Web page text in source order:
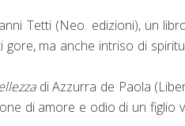
Tetti (Neo. edizioni), un
ma anche intriso di
di Azzurra de Paola
di amore e odio di un figlio